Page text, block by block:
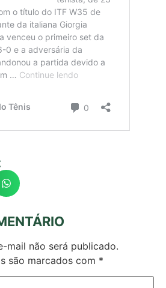
mail não será publicado.
são marcados com *